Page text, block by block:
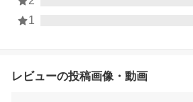
1
レビューの投稿画像・動画